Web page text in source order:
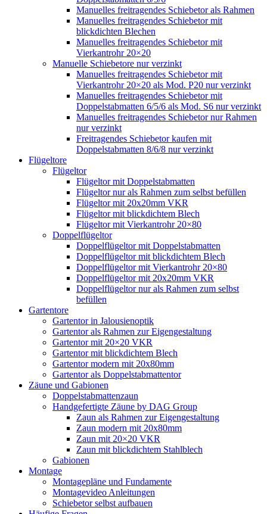
Manuelles freitragendes Schiebetor als Rahmen
Manuelles freitragendes Schiebetor mit
blickdichten Blechen
Manuelles freitragendes Schiebetor mit
Vierkantrohr 20×20
Manuelle Schiebetore nur verzinkt
Manuelles freitragendes Schiebetor mit
Vierkantrohr 20×20 als Mod. P20 nur verzinkt
Manuelles freitragendes Schiebetor mit
Doppelstabmatten 6/5/6 als Mod. S6 nur verzinkt
Manuelles freitragendes Schiebetor nur Rahmen
nur verzinkt
Freitragendes Schiebetor kaufen mit
Doppelstabmatten 8/6/8 nur verzinkt
Flügeltore
Flügeltor
Flügeltor mit Doppelstabmatten
Flügeltor nur als Rahmen zum selbst befüllen
Flügeltor mit 20x20mm VKR
Flügeltor mit blickdichtem Blech
Flügeltor mit Vierkantrohr 20×80
Doppelflügeltor
Doppelflügeltor mit Doppelstabmatten
Doppelflügeltor mit blickdichtem Blech
Doppelflügeltor mit Vierkantrohr 20×80
Doppelflügeltor mit 20x20mm VKR
Doppelflügeltor nur als Rahmen zum selbst
befüllen
Gartentore
Gartentor in Jalousienoptik
Gartentor als Rahmen zur Eigengestaltung
Gartentor mit 20×20 VKR
Gartentor mit blickdichtem Blech
Gartentor modern mit 20x80mm
Gartentor als Doppelstabmattentor
Zäune und Gabionen
Doppelstabmattenzaun
Handgefertigte Zäune by DAG Group
Zaun als Rahmen zur Eigengestaltung
Zaun modern mit 20x80mm
Zaun mit 20×20 VKR
Zaun mit blickdichtem Stahlblech
Gabionen
Montage
Montagepläne und Fundamente
Montagevideo Anleitungen
Schiebetor selbst aufbauen